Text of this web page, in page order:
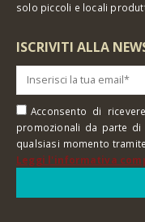
solo piccoli e locali
ISCRIVITI ALLA
Acconsento di
promozionali da parte di
qualsiasi momento
Leggi l'informativa